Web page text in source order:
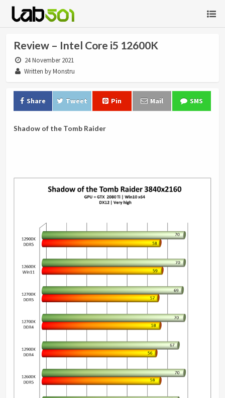
Review – Intel Core i5 12600K
24 November 2021
Written by Monstru
Share Tweet Pin Mail SMS
Shadow of the Tomb Raider